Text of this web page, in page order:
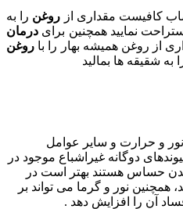
کافیست مقداری از روغن را به
نمایید همچنین برای درمان
از روغن همیشه بهار را با روغن
شقیقه ها بمالید
و حرارت و سایر عوامل
دوگانه غیراشباع موجود در
حساس هستند بهتر است در
همچنین نور و گرما می تواند بر
آن را افزایش دهد .